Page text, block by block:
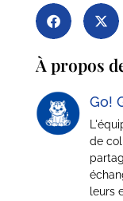
À propos
Go!
de
leurs